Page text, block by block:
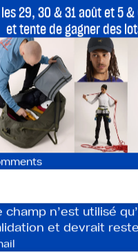
en synergie. Les
du poignet, dorsaux)
les muscles fins
ailleurs.
, la grimpe développe
du mouvementsans
de précision.
les 29, 30 & 31 août et 5
et tente de gagner des
champ n’est utilisé
et devrait